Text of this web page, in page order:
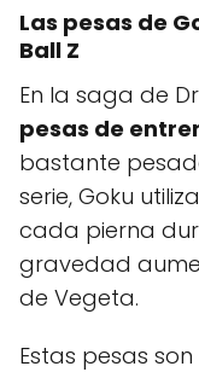
Las pesas de
Ball Z
En la saga de
pesas de
bastante
serie, Goku utiliza
cada pierna
gravedad
de Vegeta.
Estas pesas